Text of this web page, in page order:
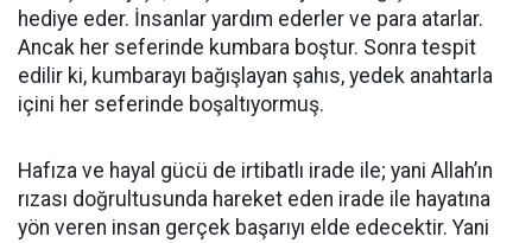
hediye eder. İnsanlar yardım ederler ve para atarlar.
Ancak her seferinde kumbara boştur. Sonra tespit
edilir ki, kumbarayı bağışlayan şahıs, yedek anahtarla
içini her seferinde boşaltıyormuş.
Hafıza ve hayal gücü de irtibatlı irade ile; yani Allah’ın
rızası doğrultusunda hareket eden irade ile hayatına
yön veren insan gerçek başarıyı elde edecektir. Yani